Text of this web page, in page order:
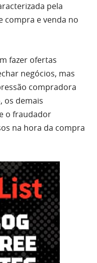
pela
compra e venda no
fazer ofertas
negócios, mas
compradora
os demais
o fraudador
na hora da compra